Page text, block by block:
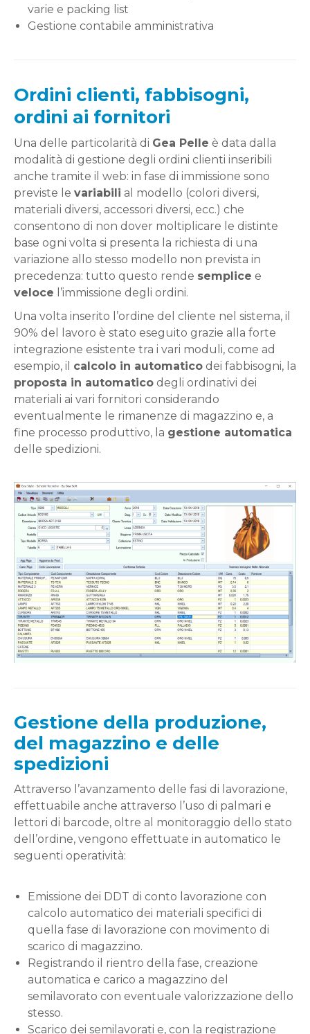
varie e packing list
Gestione contabile amministrativa
Ordini clienti, fabbisogni,
ordini ai fornitori
Una delle particolarità di Gea Pelle è data dalla
modalità di gestione degli ordini clienti inseribili
anche tramite il web: in fase di immissione sono
previste le variabili al modello (colori diversi,
materiali diversi, accessori diversi, ecc.) che
consentono di non dover moltiplicare le distinte
base ogni volta si presenta la richiesta di una
variazione allo stesso modello non prevista in
precedenza: tutto questo rende semplice e
veloce l’immissione degli ordini.
Una volta inserito l’ordine del cliente nel sistema, il
90% del lavoro è stato eseguito grazie alla forte
integrazione esistente tra i vari moduli, come ad
esempio, il calcolo in automatico dei fabbisogni, la
proposta in automatico degli ordinativi dei
materiali ai vari fornitori considerando
eventualmente le rimanenze di magazzino e, a
fine processo produttivo, la gestione automatica
delle spedizioni.
Gestione della produzione,
del magazzino e delle
spedizioni
Attraverso l’avanzamento delle fasi di lavorazione,
effettuabile anche attraverso l’uso di palmari e
lettori di barcode, oltre al monitoraggio dello stato
dell’ordine, vengono effettuate in automatico le
seguenti operatività:
Emissione dei DDT di conto lavorazione con
calcolo automatico dei materiali specifici di
quella fase di lavorazione con movimento di
scarico di magazzino.
Registrando il rientro della fase, creazione
automatica e carico a magazzino del
semilavorato con eventuale valorizzazione dello
stesso.
Scarico dei semilavorati e, con la registrazione